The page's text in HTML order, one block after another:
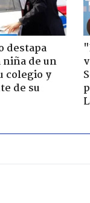
destapa
niña de un
colegio y
de su